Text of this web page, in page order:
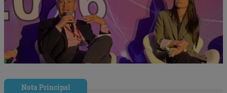
Nota Principal